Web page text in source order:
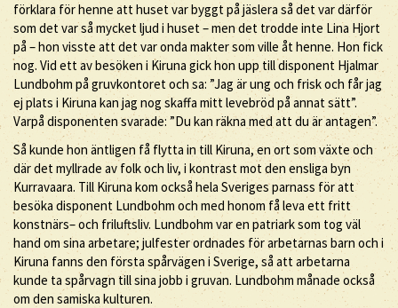
förklara för henne att huset var byggt på jäslera så det var därför
som det var så mycket ljud i huset – men det trodde inte Lina Hjort
på – hon visste att det var onda makter som ville åt henne. Hon fick
nog. Vid ett av besöken i Kiruna gick hon upp till disponent Hjalmar
Lundbohm på gruvkontoret och sa: ”Jag är ung och frisk och får jag
ej plats i Kiruna kan jag nog skaffa mitt levebröd på annat sätt”.
Varpå disponenten svarade: ”Du kan räkna med att du är antagen”.
Så kunde hon äntligen få flytta in till Kiruna, en ort som växte och
där det myllrade av folk och liv, i kontrast mot den ensliga byn
Kurravaara. Till Kiruna kom också hela Sveriges parnass för att
besöka disponent Lundbohm och med honom få leva ett fritt
konstnärs– och friluftsliv. Lundbohm var en patriark som tog väl
hand om sina arbetare; julfester ordnades för arbetarnas barn och i
Kiruna fanns den första spårvägen i Sverige, så att arbetarna
kunde ta spårvagn till sina jobb i gruvan. Lundbohm månade också
om den samiska kulturen.